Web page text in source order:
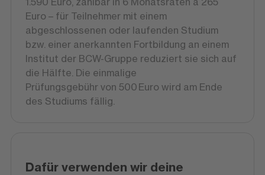
Euro – für Teilnehmer mit einem
abgeschlossenen oder laufenden Studium
bzw. einer anerkannten Fortbildung an einem
Institut der BCW-Gruppe reduziert sie sich auf
die Hälfte. Die einmalige
Prüfungsgebühr von 500 Euro wird am Ende
des Studiums fällig.
Dafür verwenden wir deine